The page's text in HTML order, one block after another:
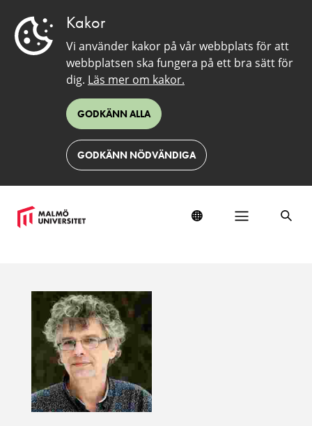
Kakor
Vi använder kakor på vår webbplats för att
webbplatsen ska fungera på ett bra sätt för
dig. Läs mer om kakor.
GODKÄNN ALLA
GODKÄNN NÖDVÄNDIGA